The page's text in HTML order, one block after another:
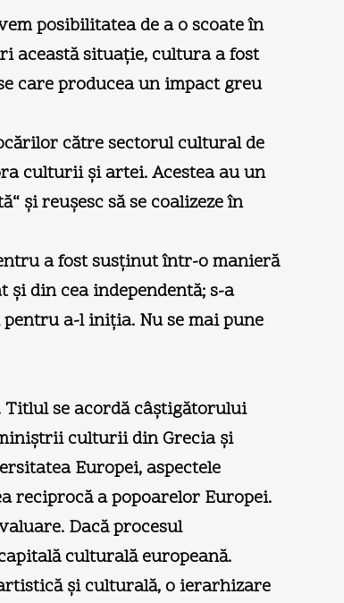
posibilitatea de a o scoate în
această situaţie, cultura a fost
care producea un impact greu
către sectorul cultural de
culturii şi artei. Acestea au un
şi reuşesc să se coalizeze în
a fost susţinut într-o manieră
din cea independentă; s-a
a-l iniţia. Nu se mai pune
Titlul se acordă câştigătorului
culturii din Grecia şi
Europei, aspectele
reciprocă a popoarelor Europei.
Dacă procesul
culturală europeană.
şi culturală, o ierarhizare